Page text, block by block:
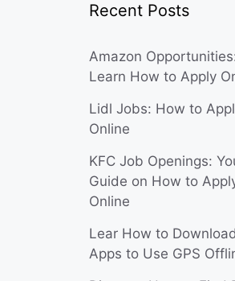
Recent Posts
Amazon
Learn How to Apply
Lidl Jobs: How to
Online
KFC Job Openings:
Guide on How to
Online
Lear How to Download
Apps to Use GPS